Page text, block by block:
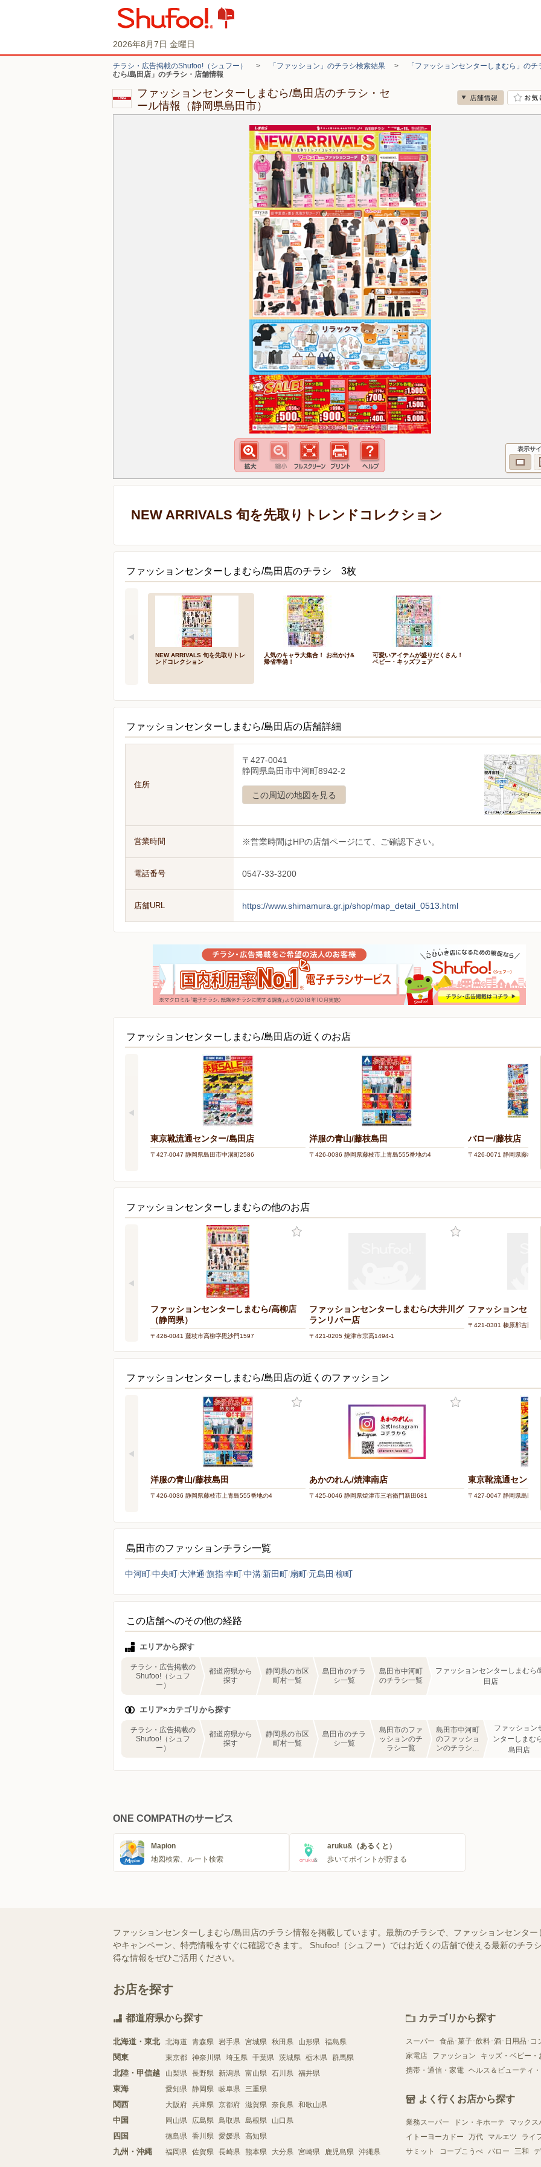
2026年8月7日 金曜日
チラシ・広告掲載のShufoo!（シュフー） > 「ファッション」のチラシ検索結果 > 「ファッションセンターしまむら」の
むら/島田店」のチラシ・店舗情報
ファッションセンターしまむら/島田店のチラシ・セ
ール情報（静岡県島田市）
表示サ
NEW ARRIVALS 旬を先取りトレンドコレクション
ファッションセンターしまむら/島田店のチラシ 3枚
NEW ARRIVALS 旬を先取りトレ
ンドコレクション
人気のキャラ大集合！ お出かけ&
帰省準備！
可愛いアイテムが盛りだくさん！
ベビー・キッズフェア
ファッションセンターしまむら/島田店の店舗詳細
住所
〒427-0041
静岡県島田市中河町8942-2
この周辺の地図を見る
営業時間 ※営業時間はHPの店舗ページにて、ご確認下さい。
電話番号 0547-33-3200
店舗URL https://www.shimamura.gr.jp/shop/map_detail_0513.html
ファッションセンターしまむら/島田店の近くのお店
東京靴流通センター/島田店
〒427-0047 静岡県島田市中溝町2586
洋服の青山/藤枝島田
〒426-0036 静岡県藤枝市上青島555番地の4
バロー/藤枝店
〒426-0071 静岡県藤枝市
ファッションセンターしまむらの他のお店
ファッションセンターしまむら/高柳店
（静岡県）
〒426-0041 藤枝市高柳字毘沙門1597
ファッションセンターしまむら/大井川グ
ランリバー店
〒421-0205 焼津市宗高1494-1
ファッションセン
〒421-0301 榛原郡吉田町
ファッションセンターしまむら/島田店の近くのファッション
洋服の青山/藤枝島田
〒426-0036 静岡県藤枝市上青島555番地の4
あかのれん/焼津南店
〒425-0046 静岡県焼津市三右衛門新田681
東京靴流通センタ
〒427-0047 静岡県島田市
島田市のファッションチラシ一覧
中河町中央町 大津通 旗指幸町中溝 新田町 扇町 元島田 柳町
この店舗へのその他の経路
エリアから探す
チラシ・広告掲載の
Shufoo!（シュフ
ー）
都道府県から
探す
静岡県の市区
町村一覧
島田市のチラ
シ一覧
島田市中河町
のチラシ一覧
ファッションセンターしまむら/
田店
エリア×カテゴリから探す
チラシ・広告掲載の
Shufoo!（シュフ
ー）
都道府県から
探す
静岡県の市区
町村一覧
島田市のチラ
シ一覧
島田市のファ
ッションのチ
ラシ一覧
島田市中河町
のファッショ
ンのチラシ一
ファッション
ンターしまむ
島田店
ONE COMPATHのサービス
Mapion
地図検索、ルート検索
aruku&（あるくと）
歩いてポイントが貯まる
ファッションセンターしまむら/島田店のチラシ情報を掲載しています。最新のチラシで、ファッションセンタ
やキャンペーン、特売情報をすぐに確認できます。 Shufoo!（シュフー）ではお近くの店舗で使える最新のチラ
得な情報をぜひご活用ください。
お店を探す
都道府県から探す
北海道・東北 北海道 青森県 岩手県 宮城県 秋田県 山形県 福島県
関東 東京都 神奈川県 埼玉県 千葉県 茨城県 栃木県 群馬県
北陸・甲信越 山梨県 長野県 新潟県 富山県 石川県 福井県
東海 愛知県 静岡県 岐阜県 三重県
関西 大阪府 兵庫県 京都府 滋賀県 奈良県 和歌山県
中国 岡山県 広島県 鳥取県 島根県 山口県
四国 徳島県 香川県 愛媛県 高知県
九州・沖縄 福岡県 佐賀県 長崎県 熊本県 大分県 宮崎県 鹿児島県 沖縄県
カテゴリから探す
スーパー 食品･菓子･飲料･酒･日用品･コ
家電店
ファッション キッズ・ベビー・
携帯・通信・家電 ヘルス＆ビューティ
よく行くお店から探す
業務スーパー ドン・キホーテ マックス
イトーヨーカドー
万代 マルエツ ライ
サミット
コープこうべ バロー 三和